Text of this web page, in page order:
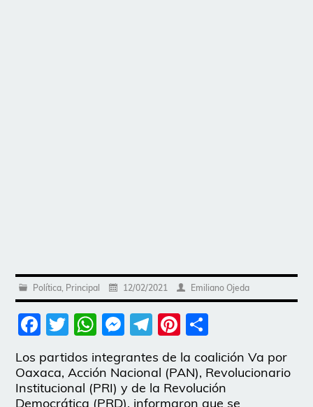
Política, Principal 12/02/2021 Emiliano Ojeda
Facebook
Twitter
WhatsApp
Messenger
Telegram
Pinterest
Los partidos integrantes de la coalición Va por
Oaxaca, Acción Nacional (PAN), Revolucionario
Institucional (PRI) y de la Revolución
Democrática (PRD), informaron que se